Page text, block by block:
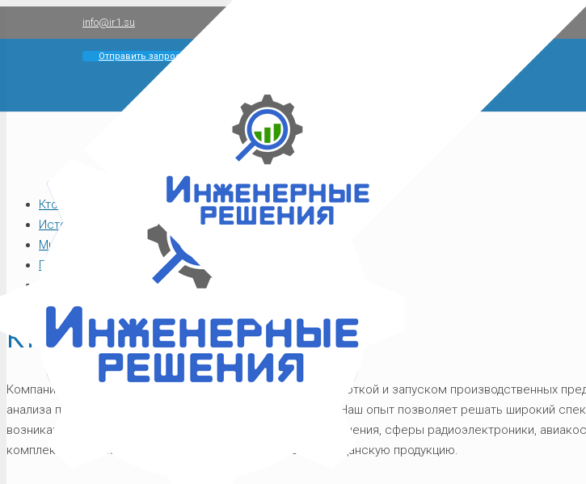
info@ir1.su
Отправить запрос
Кто мы
История
Миссия
Принципы работы
Кто мы
Компания ООО «Инженерные решения» занимается разработкой и запуском производственных
анализа перспективности идеи до запуска производства. Наш опыт позволяет решать широкий
возникающих у предприятий военно-промышленного назначения, сферы радиоэлектроники,
комплекса, а также предприятий, выпускающих общегражданскую продукцию.